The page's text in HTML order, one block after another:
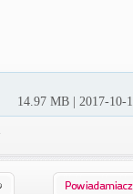
14.97 MB | 2017-10-